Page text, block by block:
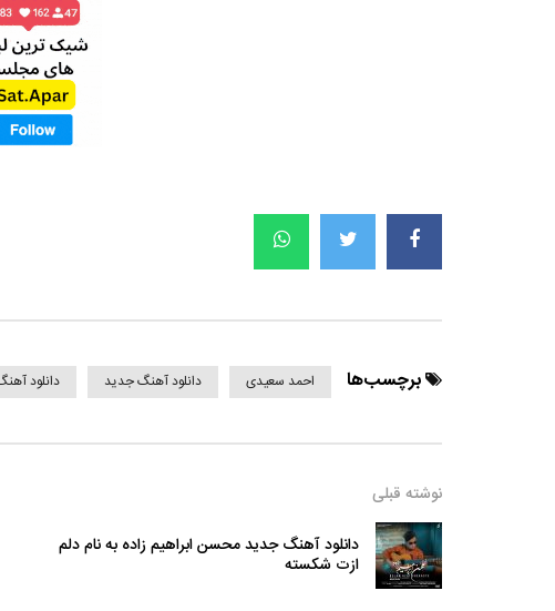
برچسب‌ها احمد سعیدی دانلود آهنگ جدید دانلود
نوشته قبلی
دانلود آهنگ جدید محسن ابراهیم زاده به نام دلم
ازت شکسته